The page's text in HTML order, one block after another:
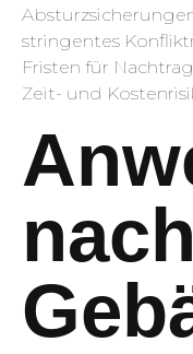
stringentes
Fristen für
Zeit- und
nach